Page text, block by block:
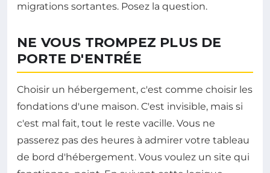
migrations sortantes. Posez la question.
NE VOUS TROMPEZ PLUS DE
PORTE D'ENTRÉE
Choisir un hébergement, c'est comme choisir les
fondations d'une maison. C'est invisible, mais si
c'est mal fait, tout le reste vacille. Vous ne
passerez pas des heures à admirer votre tableau
de bord d'hébergement. Vous voulez un site qui